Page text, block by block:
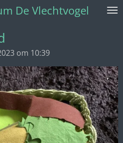
De Vlechtvogel
om 10:39